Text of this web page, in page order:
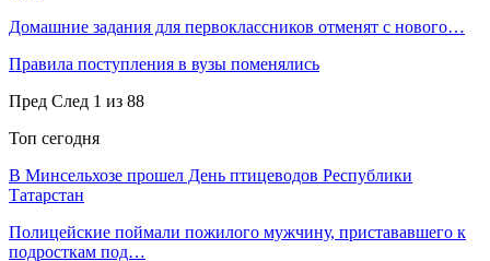
Домашние задания для первоклассников отменят с нового…
Правила поступления в вузы поменялись
Пред След 1 из 88
Топ сегодня
В Минсельхозе прошел День птицеводов Республики
Татарстан
Полицейские поймали пожилого мужчину, пристававшего к
подросткам под…